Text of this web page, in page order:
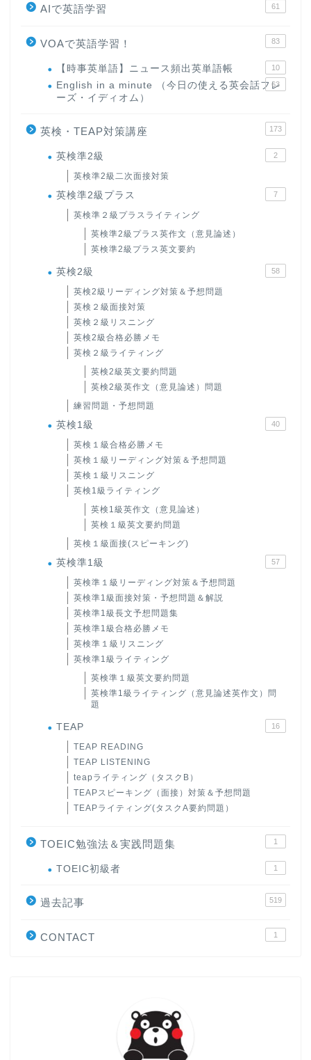
AIで英語学習 61
VOAで英語学習！ 83
【時事英単語】ニュース頻出英単語帳 10
English in a minute （今日の使える英会話フレ
ーズ・イディオム）
63
英検・TEAP対策講座 173
英検準2級 2
英検準2級二次面接対策
英検準2級プラス 7
英検準２級プラスライティング
英検準2級プラス英作文（意見論述）
英検準2級プラス英文要約
英検2級 58
英検2級リーディング対策＆予想問題
英検２級面接対策
英検２級リスニング
英検2級合格必勝メモ
英検２級ライティング
英検2級英文要約問題
英検2級英作文（意見論述）問題
練習問題・予想問題
英検1級 40
英検１級合格必勝メモ
英検１級リーディング対策＆予想問題
英検１級リスニング
英検1級ライティング
英検1級英作文（意見論述）
英検１級英文要約問題
英検１級面接(スピーキング)
英検準1級 57
英検準１級リーディング対策＆予想問題
英検準1級面接対策・予想問題＆解説
英検準1級長文予想問題集
英検準1級合格必勝メモ
英検準１級リスニング
英検準1級ライティング
英検準１級英文要約問題
英検準1級ライティング（意見論述英作文）問
題
TEAP 16
TEAP READING
TEAP LISTENING
teapライティング（タスクB）
TEAPスピーキング（面接）対策＆予想問題
TEAPライティング(タスクA要約問題）
TOEIC勉強法＆実践問題集 1
TOEIC初級者 1
過去記事 519
CONTACT 1
大学入試英語対策講座
英語名言・格言・カッコい